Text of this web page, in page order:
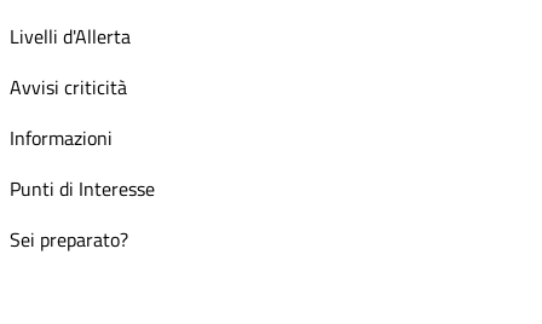
Livelli d'Allerta
Avvisi criticità
Informazioni
Punti di Interesse
Sei preparato?